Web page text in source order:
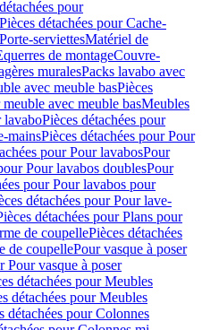
pour
Pièces détachées pour Cache-
Porte-serviettesMatériel de
de montageCouvre-
muralesPacks lavabo avec
avec meuble basPièces
avec meuble basMeubles
lavaboPièces détachées pour
mainsPièces détachées pour Pour
pour Pour lavabosPour
Pour lavabos doublesPour
pour Pour lavabos pour
détachées pour Pour lave-
détachées pour Plans pour
de coupellePièces détachées
de coupellePour vasque à poser
Pour vasque à poser
détachées pour Meubles
détachées pour Meubles
détachées pour Colonnes